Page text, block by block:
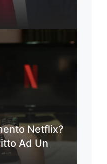
Netflix?
Ad Un